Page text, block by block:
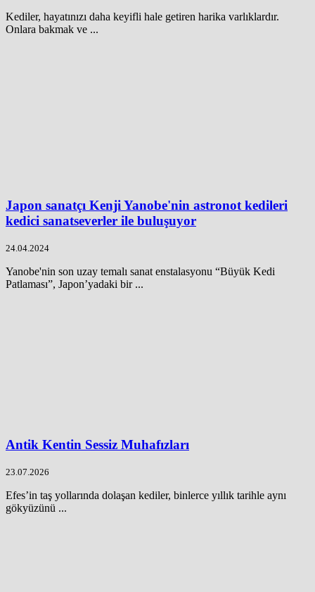
Kediler, hayatınızı daha keyifli hale getiren harika varlıklardır.
Onlara bakmak ve ...
Japon sanatçı Kenji Yanobe'nin astronot kedileri
kedici sanatseverler ile buluşuyor
24.04.2024
Yanobe'nin son uzay temalı sanat enstalasyonu “Büyük Kedi
Patlaması”, Japon’yadaki bir ...
Antik Kentin Sessiz Muhafızları
23.07.2026
Efes’in taş yollarında dolaşan kediler, binlerce yıllık tarihle aynı
gökyüzünü ...